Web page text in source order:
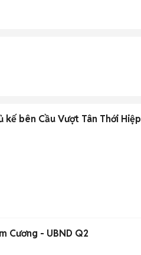
kế bên Cầu Vượt Tân Thới Hiệp
Cương - UBND Q2